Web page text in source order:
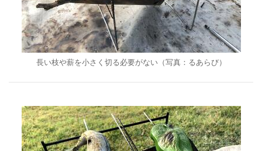
長い枝や薪を小さく切る必要がない（写真：るあらび）